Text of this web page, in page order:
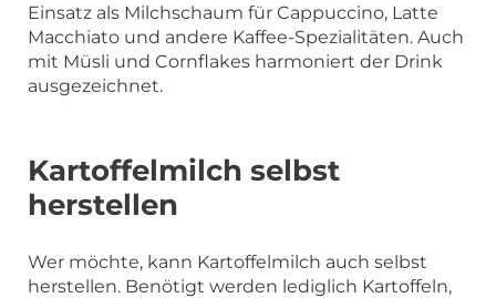
Einsatz als Milchschaum für Cappuccino, Latte
Macchiato und andere Kaffee-Spezialitäten. Auch
mit Müsli und Cornflakes harmoniert der Drink
ausgezeichnet.
Kartoffelmilch selbst
herstellen
Wer möchte, kann Kartoffelmilch auch selbst
herstellen. Benötigt werden lediglich Kartoffeln,